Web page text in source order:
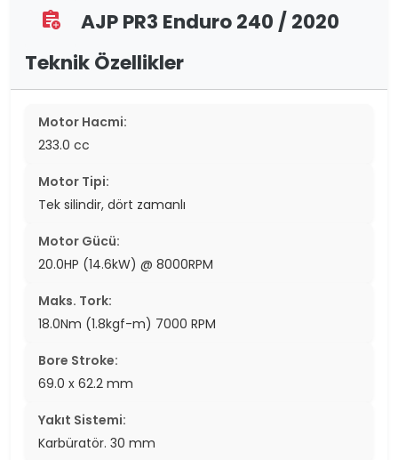
assignment_add
AJP PR3 Enduro 240 / 2020
Teknik Özellikler
Motor Hacmi:
233.0 cc
Motor Tipi:
Tek silindir, dört zamanlı
Motor Gücü:
20.0HP (14.6kW) @ 8000RPM
Maks. Tork:
18.0Nm (1.8kgf-m) 7000 RPM
Bore Stroke:
69.0 x 62.2 mm
Yakıt Sistemi:
Karbüratör. 30 mm